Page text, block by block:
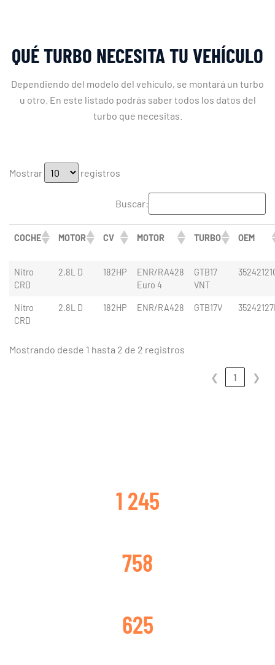
QUÉ TURBO NECESITA TU VEHÍCULO
Dependiendo del modelo del vehículo, se montará un turbo
u otro. En este listado podrás saber todos los datos del
turbo que necesitas.
Mostrar registros
Buscar:
COCHE MOTOR CV MOTOR TURBO OEM
Nitro
CRD
2.8L D 182HP
ENR/RA428
Euro 4
GTB17
VNT
Nitro
CRD
2.8L D 182HP ENR/RA428 GTB17V
Mostrando desde 1 hasta 2 de 2 registros
❮ 1 ❯
1 245
758
625